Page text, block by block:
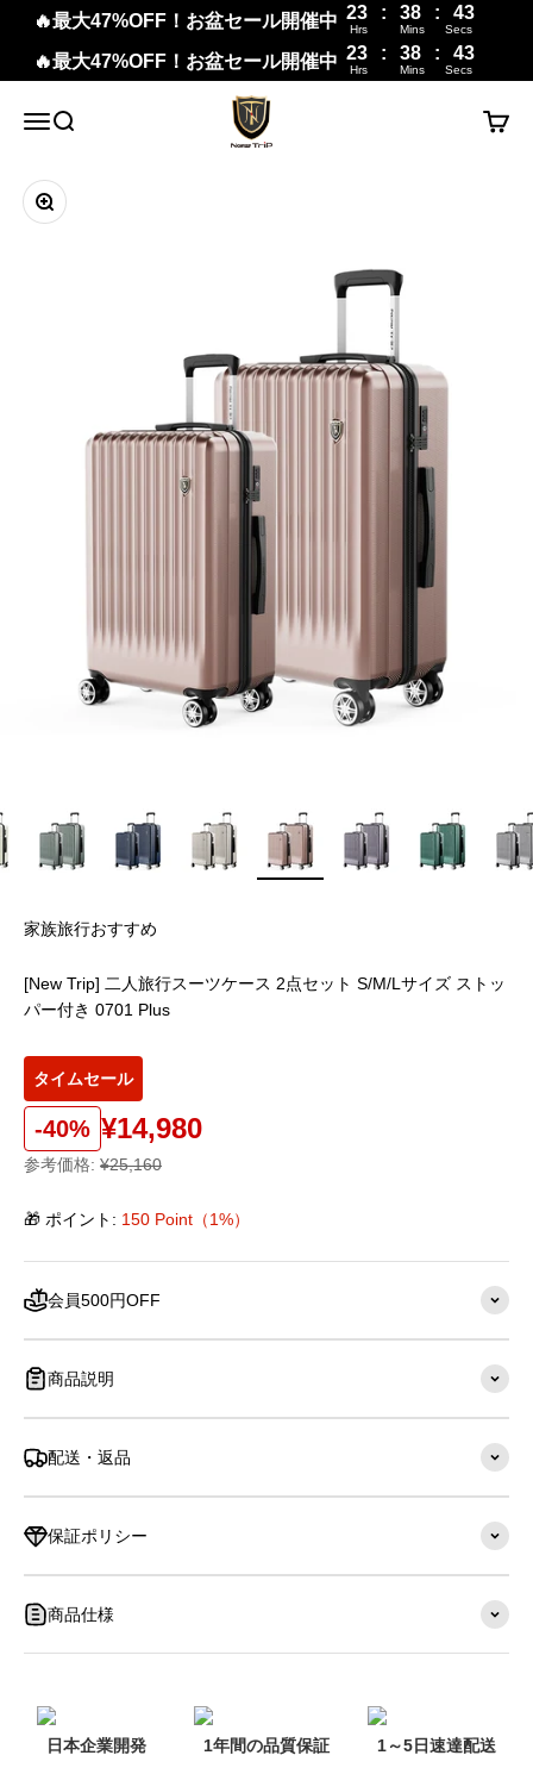
🔥最大47%OFF！お盆セール開催中 23 : 38 : 42
Hrs Mins Secs
🔥最大47%OFF！お盆セール開催中 23 : 38 : 42
Hrs Mins Secs
メニュー
検索
New Trip
カート
ズームイン
家族旅行おすすめ
[New Trip] 二人旅行スーツケース 2点セット S/M/Lサイズ ストッ
パー付き 0701 Plus
タイムセール
-40% ¥14,980
参考価格: ¥25,160
🎁 ポイント: 150 Point（1%）
会員500円OFF
商品説明
配送・返品
保証ポリシー
商品仕様
日本企業開発 1年間の品質保証 1～5日速達配送